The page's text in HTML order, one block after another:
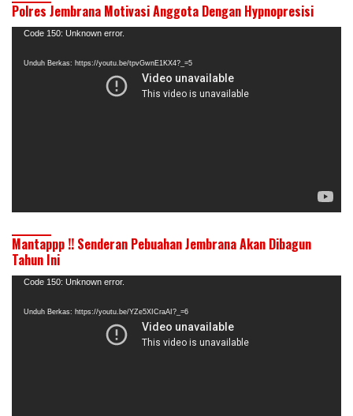
Polres Jembrana Motivasi Anggota Dengan Hypnopresisi
Pemutar
Code 150: Unknown error.
Unduh Berkas: https://youtu.be/tpvGwnE1KX4?_=5
Mantappp !! Senderan Pebuahan Jembrana Akan Dibagun
Tahun Ini
Pemutar
Code 150: Unknown error.
Unduh Berkas: https://youtu.be/YZe5XICraAI?_=6